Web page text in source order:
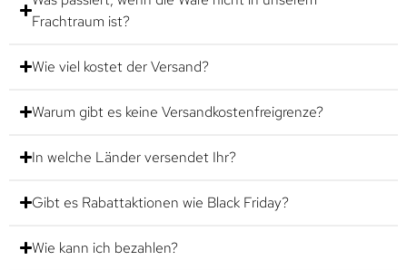
Frachtraum ist?
Wie viel kostet der Versand?
Warum gibt es keine Versandkostenfreigrenze?
In welche Länder versendet Ihr?
Gibt es Rabattaktionen wie Black Friday?
Wie kann ich bezahlen?